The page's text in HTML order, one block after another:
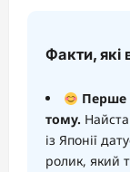
Факти, які
Перше
тому.
із Японії
ролик, який